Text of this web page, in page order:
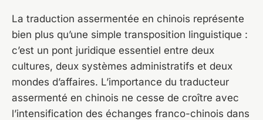
La traduction assermentée en chinois représente
bien plus qu’une simple transposition linguistique :
c’est un pont juridique essentiel entre deux
cultures, deux systèmes administratifs et deux
mondes d’affaires. L’importance du traducteur
assermenté en chinois ne cesse de croître avec
l’intensification des échanges franco-chinois dans